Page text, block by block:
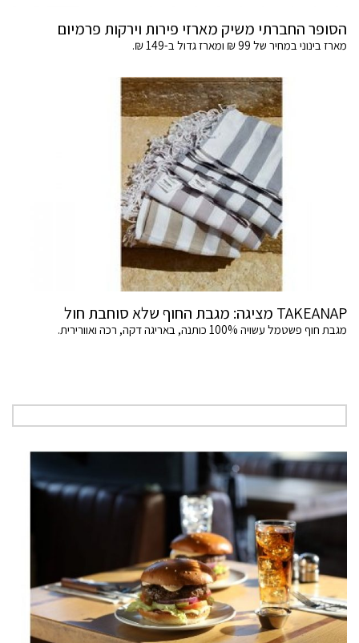
הסופר החברתי משיק מארזי פירות וירקות פרמיום
מארז בינוני במחיר של 99 ₪ ומארז גדול ב-149 ₪.
TAKEANAP מציגה: מגבת החוף שלא סוחבת חול
מגבת חוף פשטמל עשויה 100% כותנה, באריגה דקה, רכה ואוורירית.